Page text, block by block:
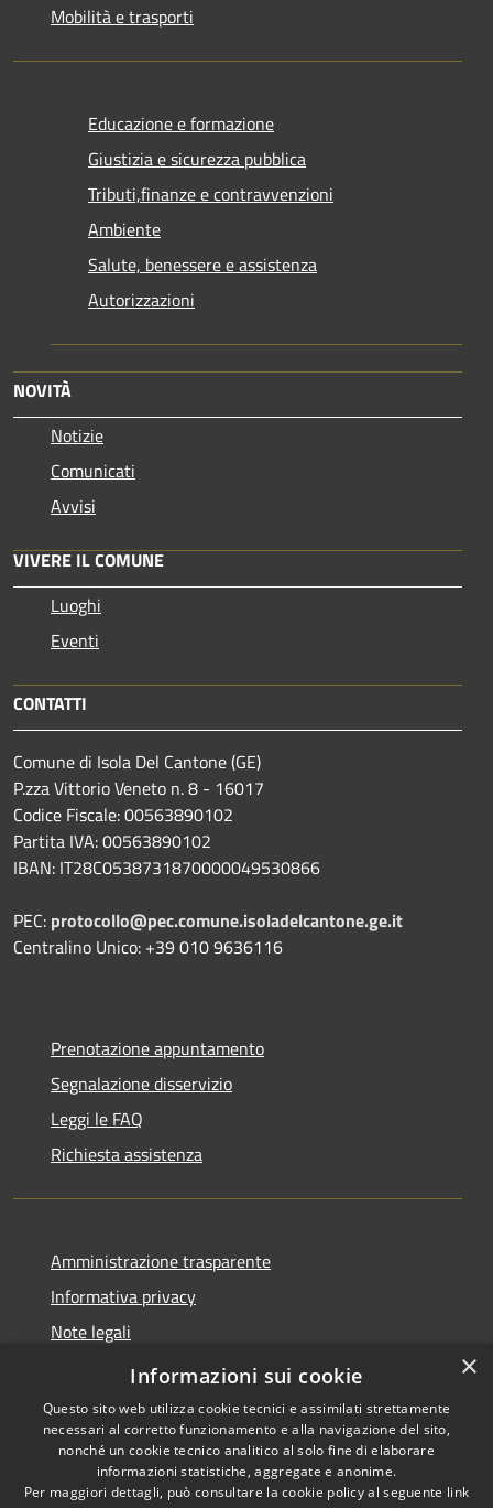
Mobilità e trasporti
Educazione e formazione
Giustizia e sicurezza pubblica
Tributi,finanze e contravvenzioni
Ambiente
Salute, benessere e assistenza
Autorizzazioni
NOVITÀ
Notizie
Comunicati
Avvisi
VIVERE IL COMUNE
Luoghi
Eventi
CONTATTI
Comune di Isola Del Cantone (GE)
P.zza Vittorio Veneto n. 8 - 16017
Codice Fiscale: 00563890102
Partita IVA: 00563890102
IBAN: IT28C0538731870000049530866
PEC: protocollo@pec.comune.isoladelcantone.ge.it
Centralino Unico: +39 010 9636116
Prenotazione appuntamento
Segnalazione disservizio
Leggi le FAQ
Richiesta assistenza
Amministrazione trasparente
Informativa privacy
Note legali
Dichiarazione di accessibilità
Copyright © 2026 • Comune di
×
Informazioni sui cookie
Questo sito web utilizza cookie tecnici e assimilati strettamente
necessari al corretto funzionamento e alla navigazione del sito,
nonché un cookie tecnico analitico al solo fine di elaborare
informazioni statistiche, aggregate e anonime.
Per maggiori dettagli, può consultare la cookie policy al seguente link